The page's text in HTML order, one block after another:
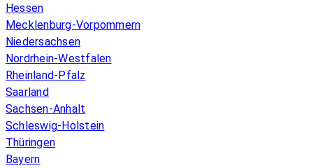
Hessen
Mecklenburg-Vorpommern
Niedersachsen
Nordrhein-Westfalen
Rheinland-Pfalz
Saarland
Sachsen-Anhalt
Schleswig-Holstein
Thüringen
Bayern